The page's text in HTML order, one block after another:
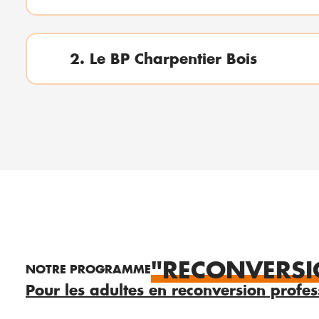
2. Le BP Charpentier Bois
NOTRE PROGRAMME
Pour les adultes en reconversion